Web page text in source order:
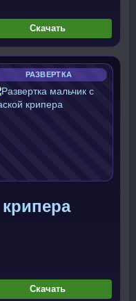
Скачать
РАЗВЕРТКА
Скачать